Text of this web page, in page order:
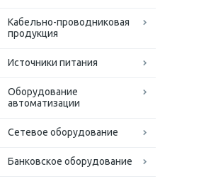
Кабельно-проводниковая
продукция
Источники питания
Оборудование
автоматизации
Сетевое оборудование
Банковское оборудование